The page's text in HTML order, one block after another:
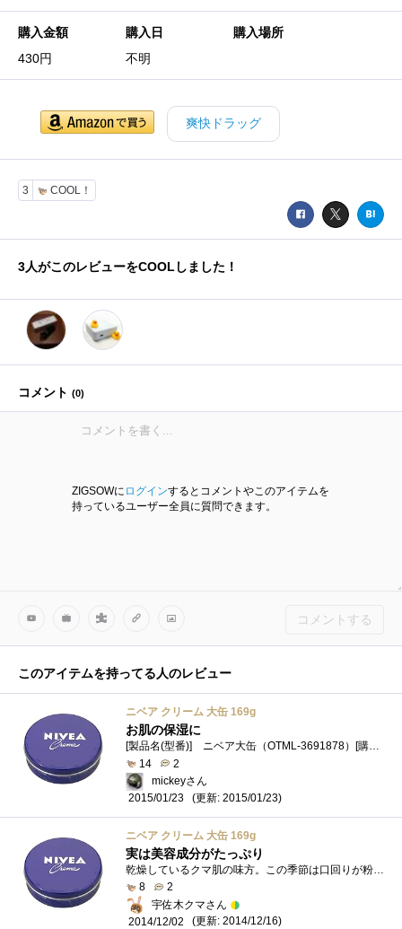
購入金額
430円
購入日
不明
購入場所
爽快ドラッグ
3 COOL！
3人がこのレビューをCOOLしました！
コメント (0)
ZIGSOWに ログインするとコメントやこのアイテムを
持っているユーザー全員に質問できます。
コメントする
このアイテムを持ってる人のレビュー
ニベア クリーム 大缶 169g
お肌の保湿に
[製品名(型番)] ニベア大缶（OTML-3691878）[購入経緯] 冬の肌の保湿用に購入。[内容] スキンケアクリーム、ニベアの大缶になります。 顔や身体...
14
2
mickeyさん
2015/01/23
(更新: 2015/01/23)
ニベア クリーム 大缶 169g
実は美容成分がたっぷり
8
2
宇佐木クマさん
2014/12/02
(更新: 2014/12/16)